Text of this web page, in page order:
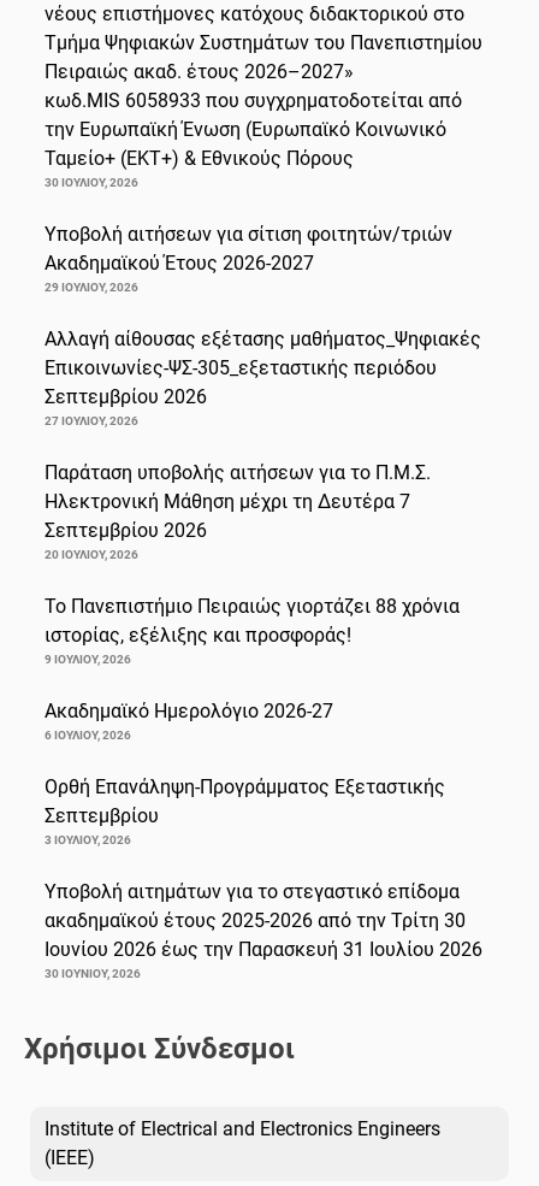
νέους επιστήμονες κατόχους διδακτορικού στο
Τμήμα Ψηφιακών Συστημάτων του Πανεπιστημίου
Πειραιώς ακαδ. έτους 2026–2027»
κωδ.MIS 6058933 που συγχρηματοδοτείται από
την Ευρωπαϊκή Ένωση (Ευρωπαϊκό Κοινωνικό
Ταμείο+ (ΕΚΤ+) & Εθνικούς Πόρους
30 ΙΟΥΛΊΟΥ, 2026
Υποβολή αιτήσεων για σίτιση φοιτητών/τριών
Ακαδημαϊκού Έτους 2026-2027
29 ΙΟΥΛΊΟΥ, 2026
Αλλαγή αίθουσας εξέτασης μαθήματος_Ψηφιακές
Επικοινωνίες-ΨΣ-305_εξεταστικής περιόδου
Σεπτεμβρίου 2026
27 ΙΟΥΛΊΟΥ, 2026
Παράταση υποβολής αιτήσεων για το Π.Μ.Σ.
Ηλεκτρονική Μάθηση μέχρι τη Δευτέρα 7
Σεπτεμβρίου 2026
20 ΙΟΥΛΊΟΥ, 2026
Το Πανεπιστήμιο Πειραιώς γιορτάζει 88 χρόνια
ιστορίας, εξέλιξης και προσφοράς!
9 ΙΟΥΛΊΟΥ, 2026
Ακαδημαϊκό Ημερολόγιο 2026-27
6 ΙΟΥΛΊΟΥ, 2026
Ορθή Επανάληψη-Προγράμματος Εξεταστικής
Σεπτεμβρίου
3 ΙΟΥΛΊΟΥ, 2026
Υποβολή αιτημάτων για το στεγαστικό επίδομα
ακαδημαϊκού έτους 2025-2026 από την Τρίτη 30
Ιουνίου 2026 έως την Παρασκευή 31 Ιουλίου 2026
30 ΙΟΥΝΊΟΥ, 2026
Χρήσιμοι Σύνδεσμοι
Institute of Electrical and Electronics Engineers
(IEEE)